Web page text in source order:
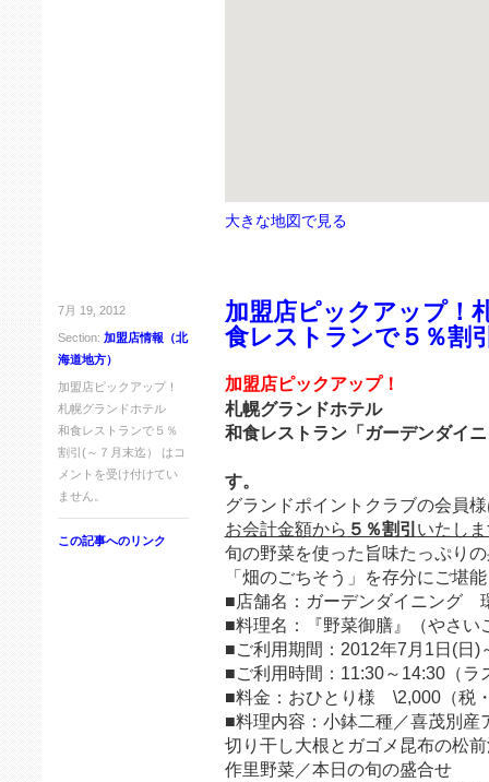
大きな地図で見る
7月 19, 2012
Section: 加盟店情報（北
海道地方）
加盟店ピックアップ！
札幌グランドホテル
和食レストランで５％
割引(～７月末迄） は コ
メントを受け付けてい
ません。
この記事へのリンク
加盟店ピックアップ
食レストランで５％割
加盟店ピックアップ！
札幌グランドホテル
和食レストラン「ガーデンダイ
す。
グランドポイントクラブの会員
お会計金額から ５％割引 いたし
旬の野菜を使った旨味たっぷり
「畑のごちそう」を存分にご堪
■店舗名：ガーデンダイニング
■料理名：『野菜御膳』（やさい
■ご利用期間：2012年7月1日(日)
■ご利用時間：11:30～14:30（ラ
■料金：おひとり様 \2,000（税
■料理内容：小鉢二種／喜茂別産
切り干し大根とガゴメ昆布の松
作里野菜／本日の旬の盛合せ